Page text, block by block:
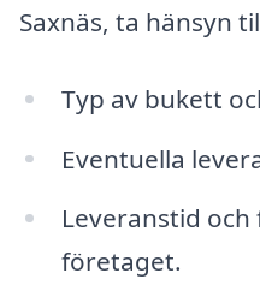
Saxnäs, ta hänsyn
Typ av bukett
Eventuella
Leveranstid
företaget.